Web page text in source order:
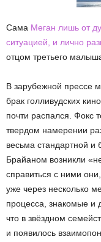
Сама Меган лишь от
ситуацией, и лично
отцом третьего
В зарубежной прессе
брак голливудских
почти распался. Фокс
твердом намерении
весьма стандартной и
Брайаном возникли
справиться с ними
уже через несколько
процесса, знакомые и
что в звёздном
и появилось